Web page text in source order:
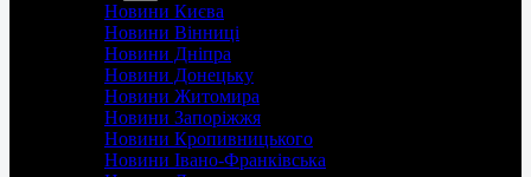
Новини Києва
Новини Вінниці
Новини Дніпра
Новини Донецьку
Новини Житомира
Новини Запоріжжя
Новини Кропивницького
Новини Івано-Франківська